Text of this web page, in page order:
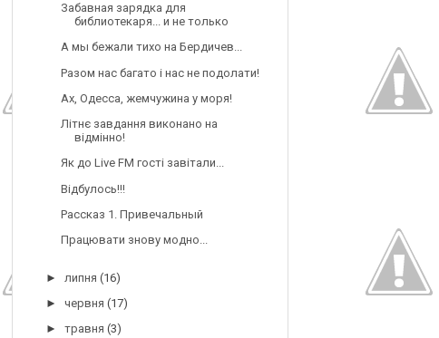
Забавная зарядка для
библиотекаря... и не только
А мы бежали тихо на Бердичев...
Разом нас багато і нас не подолати!
Ах, Одесса, жемчужина у моря!
Літнє завдання виконано на
відмінно!
Як до Live FM гості завітали...
Відбулось!!!
Рассказ 1. Привечальный
Працювати знову модно...
► липня (16)
► червня (17)
► травня (3)